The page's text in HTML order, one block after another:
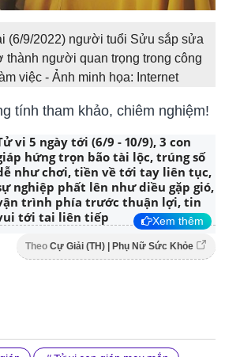
(6/9/2022) người tuổi Sửu sắp sửa
người quan trọng trong công
việc - Ảnh minh họa: Internet
tính tham khảo, chiêm nghiệm!
vi 5 ngày tới (6/9 - 10/9), 3 con
hứng trọn bão tài lộc, trúng số
như chơi, tiền về tới tay liên tục,
nghiệp phất lên như diều gặp gió,
trình phía trước thuận lợi, tin
tới tai liên tiếp
Xem thêm
Theo Cự Giải (TH) | Phụ Nữ Sức Khỏe